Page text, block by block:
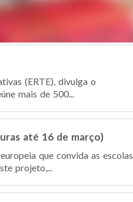
(ERTE), divulga o
mais de 500...
até 16 de março)
que convida as escolas
projeto,...